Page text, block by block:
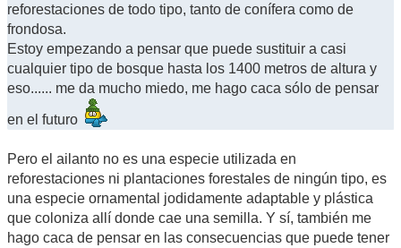
reforestaciones de todo tipo, tanto de conífera como de
frondosa.
Estoy empezando a pensar que puede sustituir a casi
cualquier tipo de bosque hasta los 1400 metros de altura y
eso...... me da mucho miedo, me hago caca sólo de pensar
en el futuro
Pero el ailanto no es una especie utilizada en
reforestaciones ni plantaciones forestales de ningún tipo, es
una especie ornamental jodidamente adaptable y plástica
que coloniza allí donde cae una semilla. Y sí, también me
hago caca de pensar en las consecuencias que puede tener